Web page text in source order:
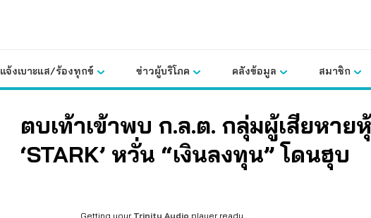
แจ้งเบาะแส/ร้องทุกข์ ข่าวผู้บริโภค คลังข้อมูล สมาชิก
ตบเท้าเข้าพบ ก.ล.ต. กลุ่มผู้เสียหาย
‘STARK’ หวั่น “เงินลงทุน” โดนฮุบ
Getting your Trinity Audio player ready...